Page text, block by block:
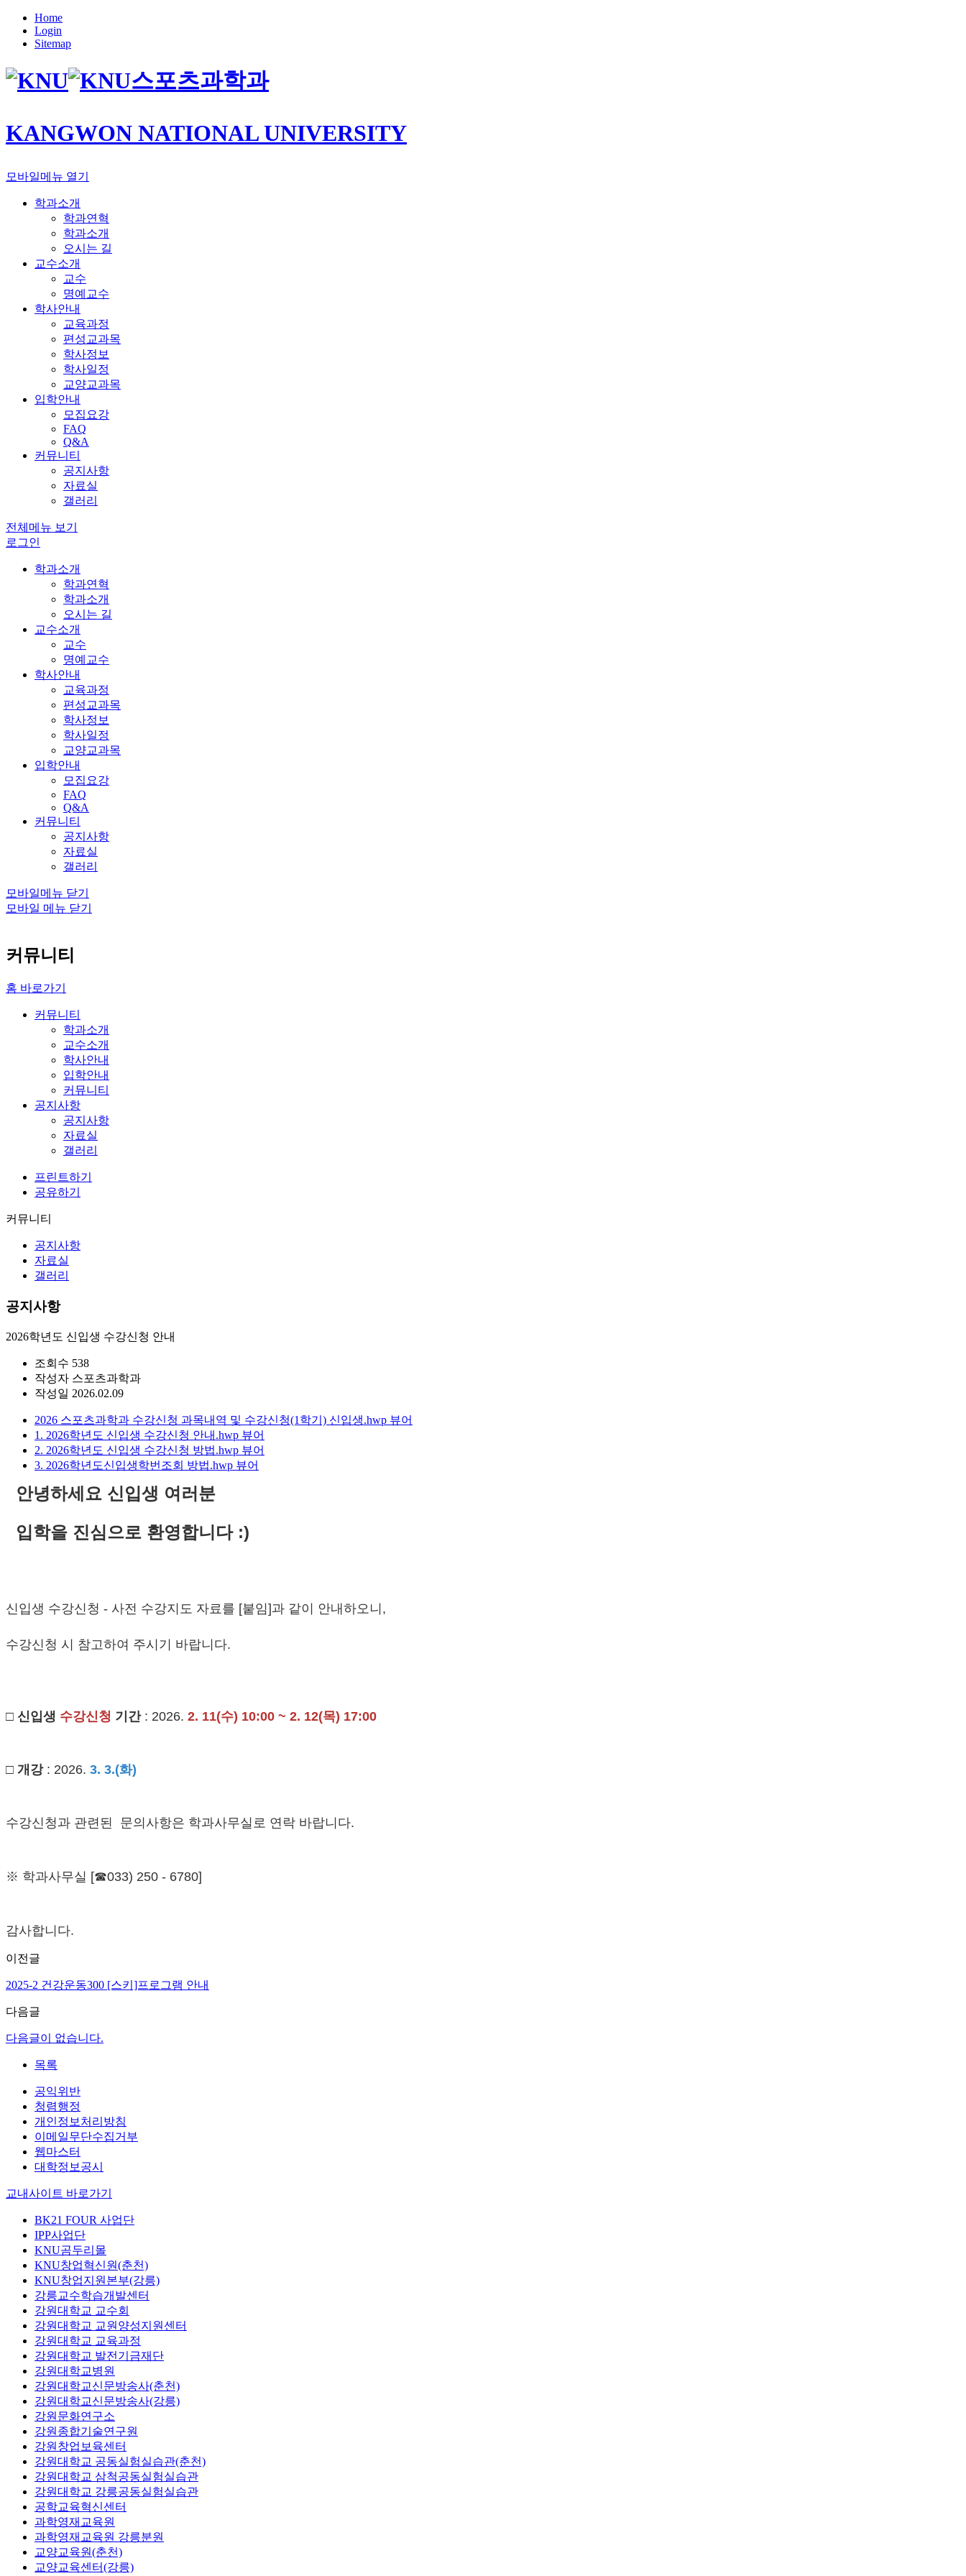
Home
Login
Sitemap
스포츠과학과
KANGWON NATIONAL UNIVERSITY
모바일메뉴 열기
학과소개
학과연혁
학과소개
오시는 길
교수소개
교수
명예교수
학사안내
교육과정
편성교과목
학사정보
학사일정
교양교과목
입학안내
모집요강
FAQ
Q&A
커뮤니티
공지사항
자료실
갤러리
전체메뉴 보기
로그인
학과소개
학과연혁
학과소개
오시는 길
교수소개
교수
명예교수
학사안내
교육과정
편성교과목
학사정보
학사일정
교양교과목
입학안내
모집요강
FAQ
Q&A
커뮤니티
공지사항
자료실
갤러리
모바일메뉴 닫기
모바일 메뉴 닫기
커뮤니티
홈 바로가기
커뮤니티
학과소개
교수소개
학사안내
입학안내
커뮤니티
공지사항
공지사항
자료실
갤러리
프린트하기
공유하기
커뮤니티
공지사항
자료실
갤러리
공지사항
2026학년도 신입생 수강신청 안내
조회수 538
작성자 스포츠과학과
작성일 2026.02.09
2026 스포츠과학과 수강신청 과목내역 및 수강신청(1학기) 신입생.hwp 뷰어
1. 2026학년도 신입생 수강신청 안내.hwp 뷰어
2. 2026학년도 신입생 수강신청 방법.hwp 뷰어
3. 2026학년도신입생학번조회 방법.hwp 뷰어
안녕하세요 신입생 여러분
입학을 진심으로 환영합니다 :)
신입생 수강신청 - 사전 수강지도 자료를 [붙임]과 같이 안내하오니,
수강신청 시 참고하여 주시기 바랍니다.
□ 신입생 수강신청 기간: 2026. 2. 11(수) 10:00 ~ 2. 12(목) 17:00
□ 개강: 2026. 3. 3.(화)
수강신청과 관련된 문의사항은 학과사무실로 연락 바랍니다.
※ 학과사무실 [☎033) 250 - 6780]
감사합니다.
이전글
2025-2 건강운동300 [스키]프로그램 안내
다음글
다음글이 없습니다.
목록
공익위반
청렴행정
개인정보처리방침
이메일무단수집거부
웹마스터
대학정보공시
교내사이트 바로가기
BK21 FOUR 사업단
IPP사업단
KNU곰두리몰
KNU창업혁신원(춘천)
KNU창업지원본부(강릉)
강릉교수학습개발센터
강원대학교 교수회
강원대학교 교원양성지원센터
강원대학교 교육과정
강원대학교 발전기금재단
강원대학교병원
강원대학교신문방송사(춘천)
강원대학교신문방송사(강릉)
강원문화연구소
강원종합기술연구원
강원창업보육센터
강원대학교 공동실험실습관(춘천)
강원대학교 삼척공동실험실습관
강원대학교 강릉공동실험실습관
공학교육혁신센터
과학영재교육원
과학영재교육원 강릉분원
교양교육원(춘천)
교양교육센터(강릉)